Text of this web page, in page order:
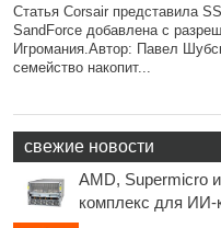
Статья Corsair представила
SandForce добавлена с
Игромания.Автор: Павел
семейство накопит...
свежие новости
AMD, Supermicro
комплекс для ИИ-